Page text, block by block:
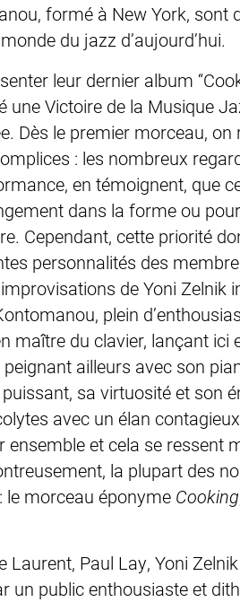
formé à New York, sont
du jazz d’aujourd’hui.
leur dernier album
une Victoire de la Musique
Dès le premier morceau,
: les nombreux
en témoignent, que
dans la forme ou
Cependant, cette priorité
personnalités des
de Yoni Zelnik
plein
maître du clavier, lançant ici
ailleurs avec son
sa virtuosité et son
avec un élan
ensemble et cela se ressent
la plupart des
le morceau éponyme Cooking
Paul Lay, Yoni
un public enthousiaste et